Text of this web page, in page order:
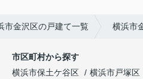
市金沢区の戸建て一覧 横浜市
市区町村から探す
横浜市保土ケ谷区
横浜市戸塚区